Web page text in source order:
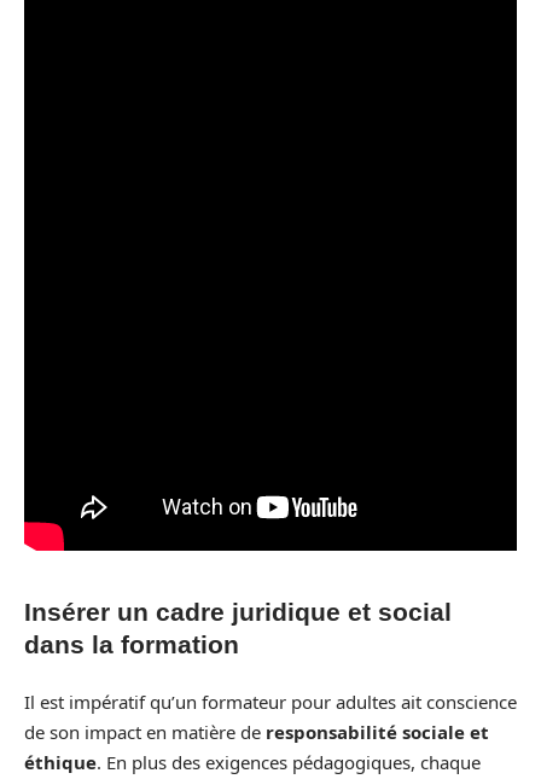
Insérer un cadre juridique et social
dans la formation
Il est impératif qu’un formateur pour adultes ait conscience
de son impact en matière de responsabilité sociale et
éthique. En plus des exigences pédagogiques, chaque